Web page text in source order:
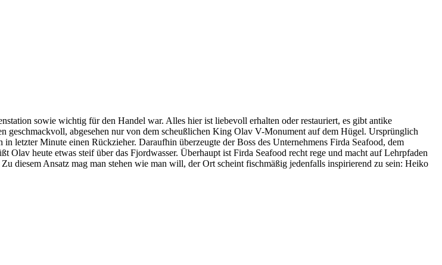
sowie wichtig für den Handel war. Alles hier ist liebevoll erhalten oder restauriert, es gibt antike
geschmackvoll, abgesehen nur von dem scheußlichen King Olav V-Monument auf dem Hügel. Ursprünglich
letzter Minute einen Rückzieher. Daraufhin überzeugte der Boss des Unternehmens Firda Seafood, dem
heute etwas steif über das Fjordwasser. Überhaupt ist Firda Seafood recht rege und macht auf Lehrpfaden
diesem Ansatz mag man stehen wie man will, der Ort scheint fischmäßig jedenfalls inspirierend zu sein: Heiko